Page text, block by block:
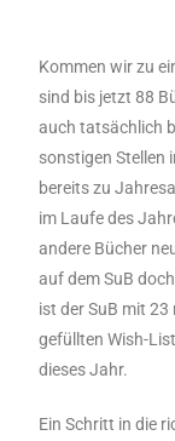
Kommen wir zu
sind bis jetzt 88
auch tatsächlich
sonstigen Stellen
bereits zu
im Laufe des
andere Bücher
auf dem SuB
ist der SuB mit
gefüllten Wish-
dieses Jahr.
Ein Schritt in die